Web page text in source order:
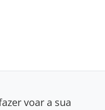
voar a sua